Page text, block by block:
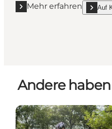
Mehr erfahren
Mehr erfahren Auf
show
Andere